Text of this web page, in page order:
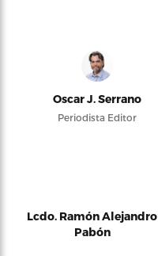
Oscar J. Serrano
Periodista Editor
Lcdo. Ramón Alejandro
Pabón